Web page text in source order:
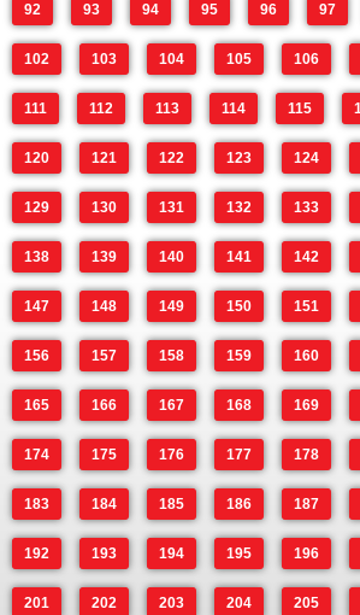
92 93 94 95 96 97
102 103 104 105 106
111 112 113 114 115
120 121 122 123 124
129 130 131 132 133
138 139 140 141 142
147 148 149 150 151
156 157 158 159 160
165 166 167 168 169
174 175 176 177 178
183 184 185 186 187
192 193 194 195 196
201 202 203 204 205